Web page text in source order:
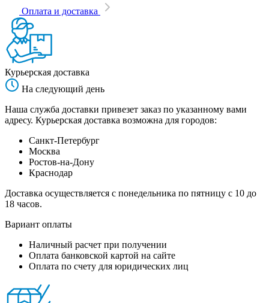
Оплата и доставка
Курьерская доставка
На следующий день
Наша служба доставки привезет заказ по указанному вами
адресу. Курьерская доставка возможна для городов:
Санкт-Петербург
Москва
Ростов-на-Дону
Краснодар
Доставка осуществляется с понедельника по пятницу с 10 до
18 часов.
Вариант оплаты
Наличный расчет при получении
Оплата банковской картой на сайте
Оплата по счету для юридических лиц